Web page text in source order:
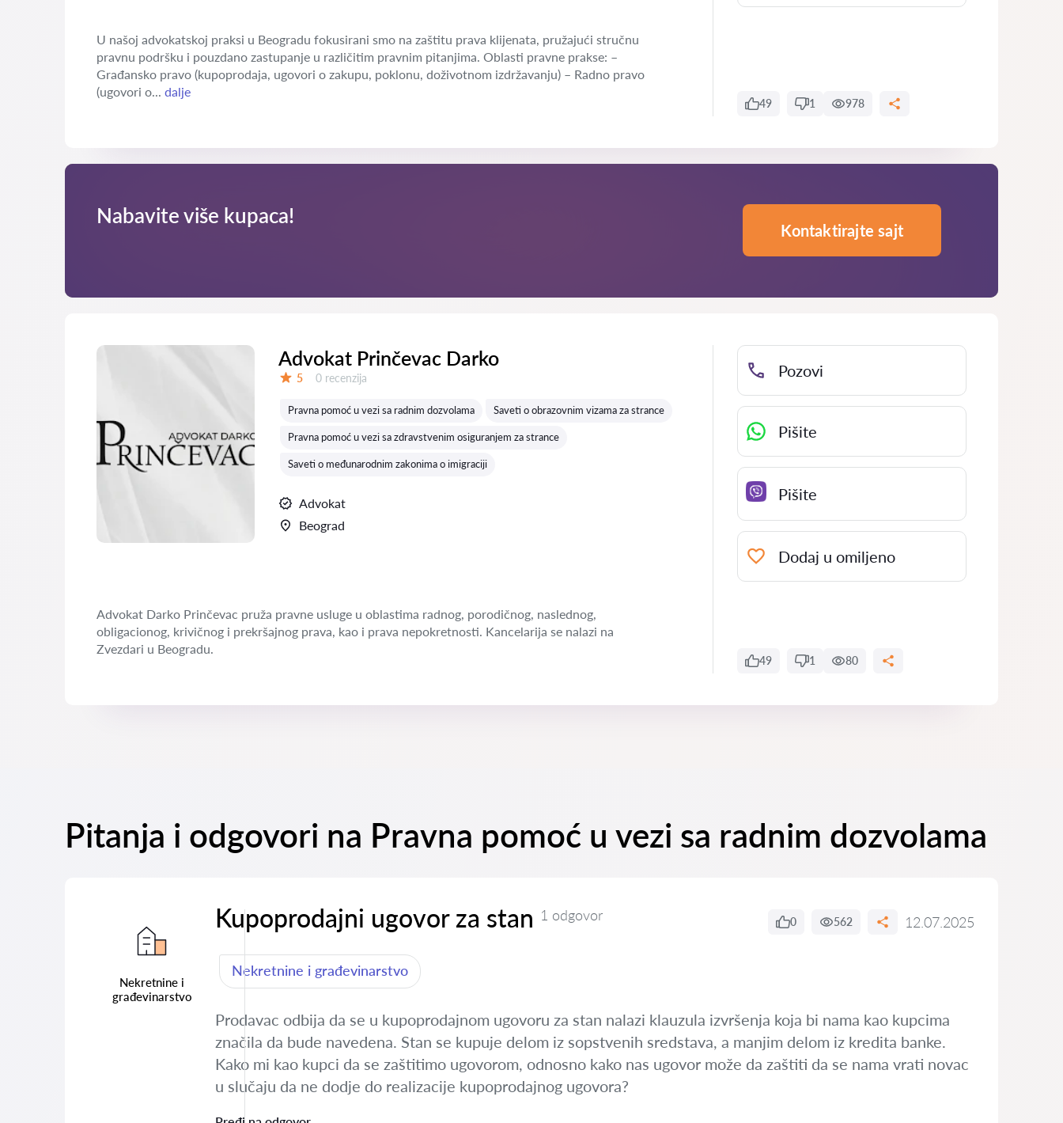
U našoj advokatskoj praksi u Beogradu fokusirani smo na zaštitu prava klijenata, pružajući stručnu
pravnu podršku i pouzdano zastupanje u različitim pravnim pitanjima. Oblasti pravne prakse: –
Građansko pravo (kupoprodaja, ugovori o zakupu, poklonu, doživotnom izdržavanju) – Radno pravo
(ugovori o... dalje
49 1 978
Nabavite više kupaca!
Kontaktirajte sajt
Advokat Prinčevac Darko
5 Recenzija:
0 recenzija
Pravna pomoć u vezi sa radnim dozvolama Saveti o obrazovnim vizama za strance
Pravna pomoć u vezi sa zdravstvenim osiguranjem za strance
Saveti o međunarodnim zakonima o imigraciji
Advokat
Beograd
Advokat Darko Prinčevac pruža pravne usluge u oblastima radnog, porodičnog, naslednog,
obligacionog, krivičnog i prekršajnog prava, kao i prava nepokretnosti. Kancelarija se nalazi na
Zvezdari u Beogradu.
Pozovi
Pišite
Pišite
Dodaj u omiljeno
49 1 80
Pitanja i odgovori na Pravna pomoć u vezi sa radnim dozvolama
Nekretnine i
građevinarstvo
Kupoprodajni ugovor za stan 1 odgovor 0 562 12.07.2025
Nekretnine i građevinarstvo
Prodavac odbija da se u kupoprodajnom ugovoru za stan nalazi klauzula izvršenja koja bi nama kao kupcima
značila da bude navedena. Stan se kupuje delom iz sopstvenih sredstava, a manjim delom iz kredita banke.
Kako mi kao kupci da se zaštitimo ugovorom, odnosno kako nas ugovor može da zaštiti da se nama vrati novac
u slučaju da ne dodje do realizacije kupoprodajnog ugovora?